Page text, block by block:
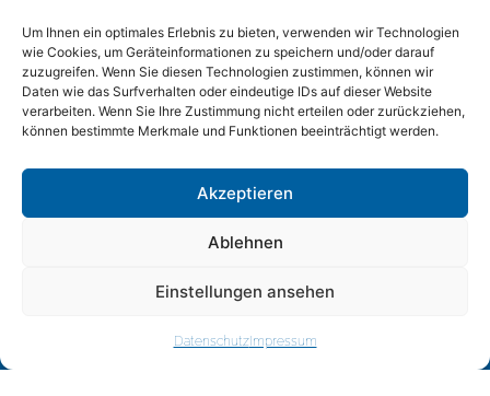
Um Ihnen ein optimales Erlebnis zu bieten, verwenden wir Technologien
wie Cookies, um Geräteinformationen zu speichern und/oder darauf
zuzugreifen. Wenn Sie diesen Technologien zustimmen, können wir
Daten wie das Surfverhalten oder eindeutige IDs auf dieser Website
verarbeiten. Wenn Sie Ihre Zustimmung nicht erteilen oder zurückziehen,
können bestimmte Merkmale und Funktionen beeinträchtigt werden.
Akzeptieren
Ablehnen
Einstellungen ansehen
DatenschutzImpressum
51143 Köln-Porz-Zündorf
tel 02203 82261
pastoralbuero-porzer-rheinkirchen@katholisch-
in-porz.de
Unsere Öffnungszeiten
Montag, Mittwoch, Freitag 08.30 -12.00 Uhr
Montag 14.00 -16.00 Uhr